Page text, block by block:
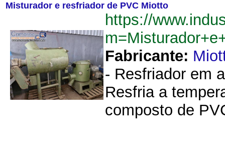
Misturador e resfriador de PVC Miotto
https://
Fabricante:
- Resfriador em
Resfria a
composto de